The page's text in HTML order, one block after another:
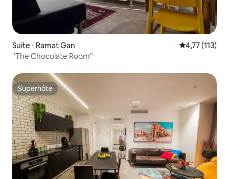
Suite ⋅ Ramat Gan Évaluation
4,77 (113)
"The Chocolate Room"
Superhôte
Superhôte